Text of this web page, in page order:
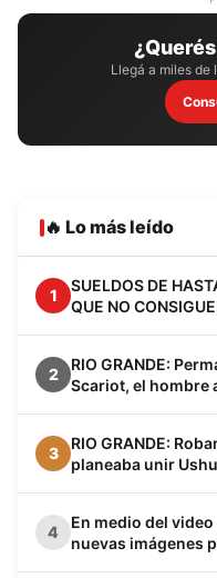
Llegá a miles de
🔥 Lo más leído
1
SUELDOS DE
QUE NO
2
RIO GRANDE:
Scariot, el hombre
3
RIO GRANDE:
planeaba unir
4
En medio del
nuevas imágenes